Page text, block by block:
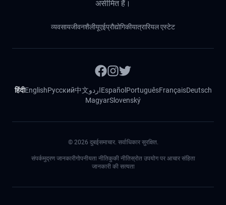
असीमित हैं।
व्यवसायजीवनशैलीयूएईप्रौद्योगिकीयात्रारियल एस्टेट
हिंदीEnglishРусский中文اردوEspañol PortuguêsFrançaisDeutsch
MagyarSlovenský
© 2026 दुबईसमाचार. सर्वाधिकार सुरक्षित.
संपर्कमुद्रण जानकारीगोपनीयता नीतिकुकी नीतिस्रोत उपयोग पर आचार संहिता
जानकारी की सत्यता